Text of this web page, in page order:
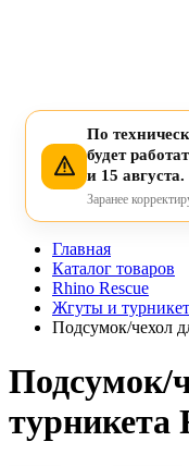
По
будет
и 15 августа.
Заранее
Главная
Каталог товаров
Rhino Rescue
Жгуты и
Подсумок/чехол
Подсумок/
турникета